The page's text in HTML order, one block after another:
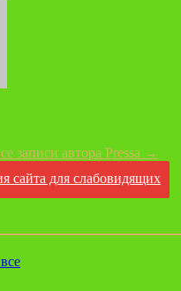
записи автора Pressa →
сайта для слабовидящих